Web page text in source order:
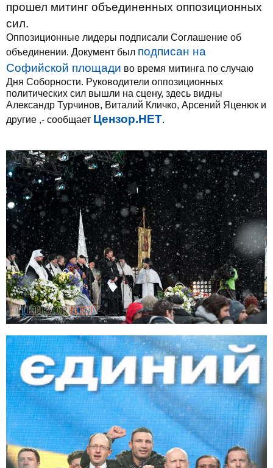
прошел митинг объединенных оппозиционных
сил.
Оппозиционные лидеры подписали Соглашение об
объединении. Документ был подписан на
Софийской площади во время митинга по случаю
Дня Соборности. Руководители оппозиционных
политических сил вышли на сцену, здесь видны
Александр Турчинов, Виталий Кличко, Арсений Яценюк и
другие ,- сообщает Цензор.НЕТ.